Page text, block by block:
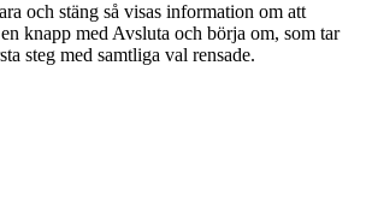
och stäng så visas information om att
knapp med Avsluta och börja om, som tar
steg med samtliga val rensade.